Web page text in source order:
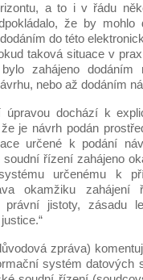
a to i v řádu
že by
do této
taková situace v
zahájeno dodáním
nebo až dodáním
úpravou dochází k
je návrh podán
určené k podání
řízení zahájeno
určenému k
okamžiku
právní jistoty, zásadu
zpráva)
systém datových